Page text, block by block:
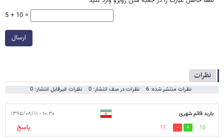
5 + 10 =
ارسال
نظرات
نظرات منتشر شده: 6 نظرات در صف انتشار: 0 نظرات غیرقابل انتشار: 0
باربد قائم شهری ۱۰:۳۰ - ۱۳۹۵/۰۸/۱۱
10
11
پاسخ